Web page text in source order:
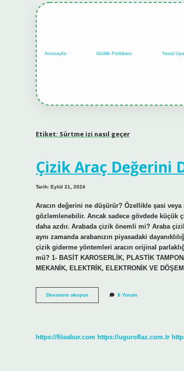
Anasayfa Gizlilik Politikası Yasal
Etiket: Sürtme izi nasıl geçer
Çizik Araç Değerini
Tarih: Eylül 21, 2024
Aracın değerini ne düşürür? Özellikle şasi
gözlemlenebilir. Ancak sadece gövdede küçük
daha azdır. Arabada çizik önemli mi? Araba
aynı zamanda arabanızın piyasadaki
çizik giderme yöntemleri aracın orijinal
mü? 1- BASİT KAROSERLİK, PLASTİK
MEKANİK, ELEKTRİK, ELEKTRONİK VE
Devamını okuyunÇizik
Araç
8 Yorum
https://fileabur.com https://uguroflaz.com.tr